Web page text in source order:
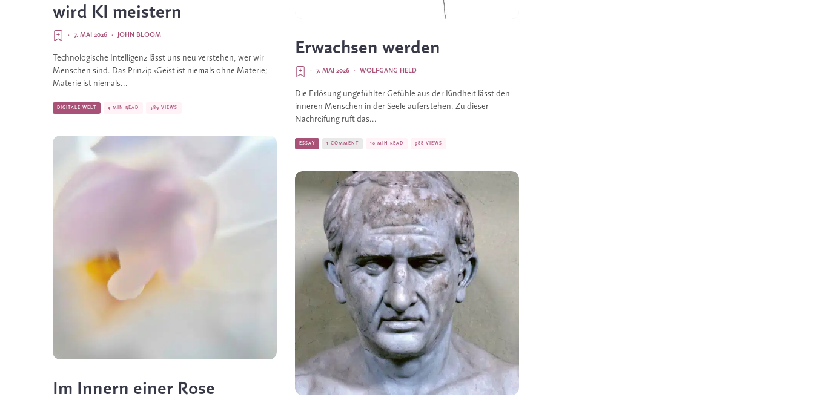
wird KI meistern
JOHN BLOOM
·
7. MAI 2026
·
Technologische Intelligenz lässt uns neu verstehen, wer wir
Menschen sind. Das Prinzip ‹Geist ist niemals ohne Materie;
Materie ist niemals...
DIGITALE WELT 4 MIN READ 389 VIEWS
Im Innern einer Rose
Erwachsen werden
WOLFGANG HELD
·
7. MAI 2026
·
Die Erlösung ungefühlter Gefühle aus der Kindheit lässt den
inneren Menschen in der Seele auferstehen. Zu dieser
Nachreifung ruft das...
ESSAY 1 COMMENT 10 MIN READ 988 VIEWS